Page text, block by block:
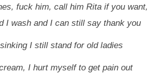
fuck him, call him Rita if you
I wash and I can still say thank you
I still stand for old ladies
I hurt myself to get pain out